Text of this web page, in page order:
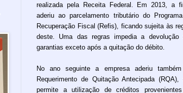
realizada pela Receita Federal. Em 2013, a
aderiu ao parcelamento tributário do
Recuperação Fiscal (Refis), ficando sujeita às
deste. Uma das regras impedia a devolução
garantias exceto após a quitação do débito.
No ano seguinte a empresa aderiu
Requerimento de Quitação Antecipada (RQA),
permite a utilização de créditos